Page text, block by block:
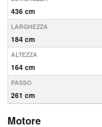
436 cm
LARGHEZZA
184 cm
ALTEZZA
164 cm
PASSO
261 cm
Motore